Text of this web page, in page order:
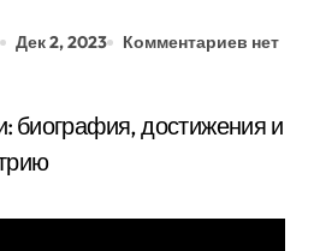
Дек 2, 2023 Комментариев нет